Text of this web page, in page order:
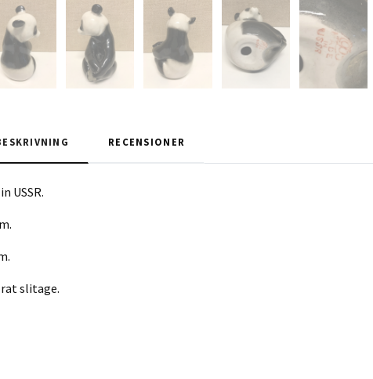
RECENSIONER
USSR.
slitage.